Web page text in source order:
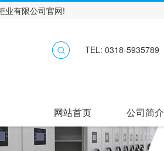
业有限公司官网!
TEL: 0318-5935789
网站首页 公司简介